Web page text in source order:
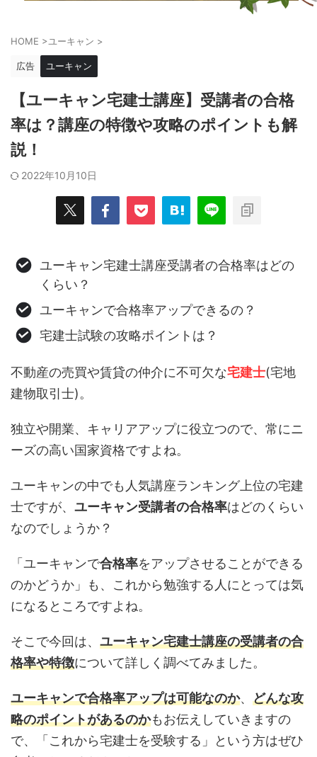
HOME >ユーキャン >
広告 ユーキャン
【ユーキャン宅建士講座】受講者の合格
率は？講座の特徴や攻略のポイントも解
説！
2022年10月10日
ユーキャン宅建士講座受講者の合格率はどの
くらい？
ユーキャンで合格率アップできるの？
宅建士試験の攻略ポイントは？
不動産の売買や賃貸の仲介に不可欠な宅建士(宅地
建物取引士)。
独立や開業、キャリアアップに役立つので、常にニ
ーズの高い国家資格ですよね。
ユーキャンの中でも人気講座ランキング上位の宅建
士ですが、 ユーキャン受講者の合格率はどのくらい
なのでしょうか？
「ユーキャンで合格率をアップさせることができる
のかどうか」も、これから勉強する人にとっては気
になるところですよね。
そこで今回は、 ユーキャン宅建士講座の受講者の合
格率や特徴について詳しく調べてみました。
ユーキャンで合格率アップは可能なのか、 どんな攻
略のポイントがあるのかもお伝えしていきますの
で、「これから宅建士を受験する」という方はぜひ